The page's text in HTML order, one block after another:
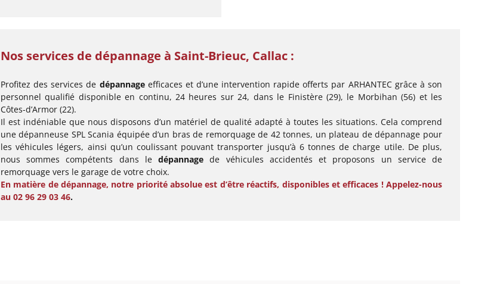
Nos services de dépannage à Saint-Brieuc, Callac :
Profitez des services de dépannageefficaces et d’une intervention rapide offerts par ARHANTEC grâce à son
personnel qualifié disponible en continu, 24 heures sur 24, dans le Finistère (29), le Morbihan (56) et les
Côtes-d’Armor (22).
Il est indéniable que nous disposons d’un matériel de qualité adapté à toutes les situations. Cela comprend
une dépanneuse SPL Scania équipée d’un bras de remorquage de 42 tonnes, un plateau de dépannage pour
les véhicules légers, ainsi qu’un coulissant pouvant transporter jusqu’à 6 tonnes de charge utile. De plus,
nous sommes compétents dans ledépannage de véhicules accidentés et proposons un service de
remorquage vers le garage de votre choix.
En matière de dépannage, notre priorité absolue est d’être réactifs, disponibles et efficaces ! Appelez-nous
au 02 96 29 03 46.